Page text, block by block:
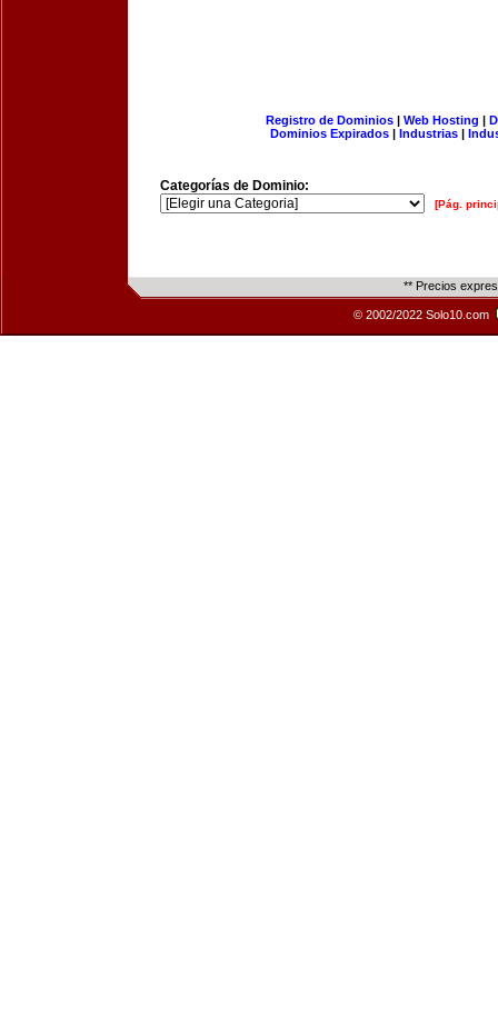
Registro de Dominios| Web Hosting |
Dominios Expirados | Industrias |
Categorías de Dominio:
[Pág.
** Precios
© 2002/2022 Solo10.com